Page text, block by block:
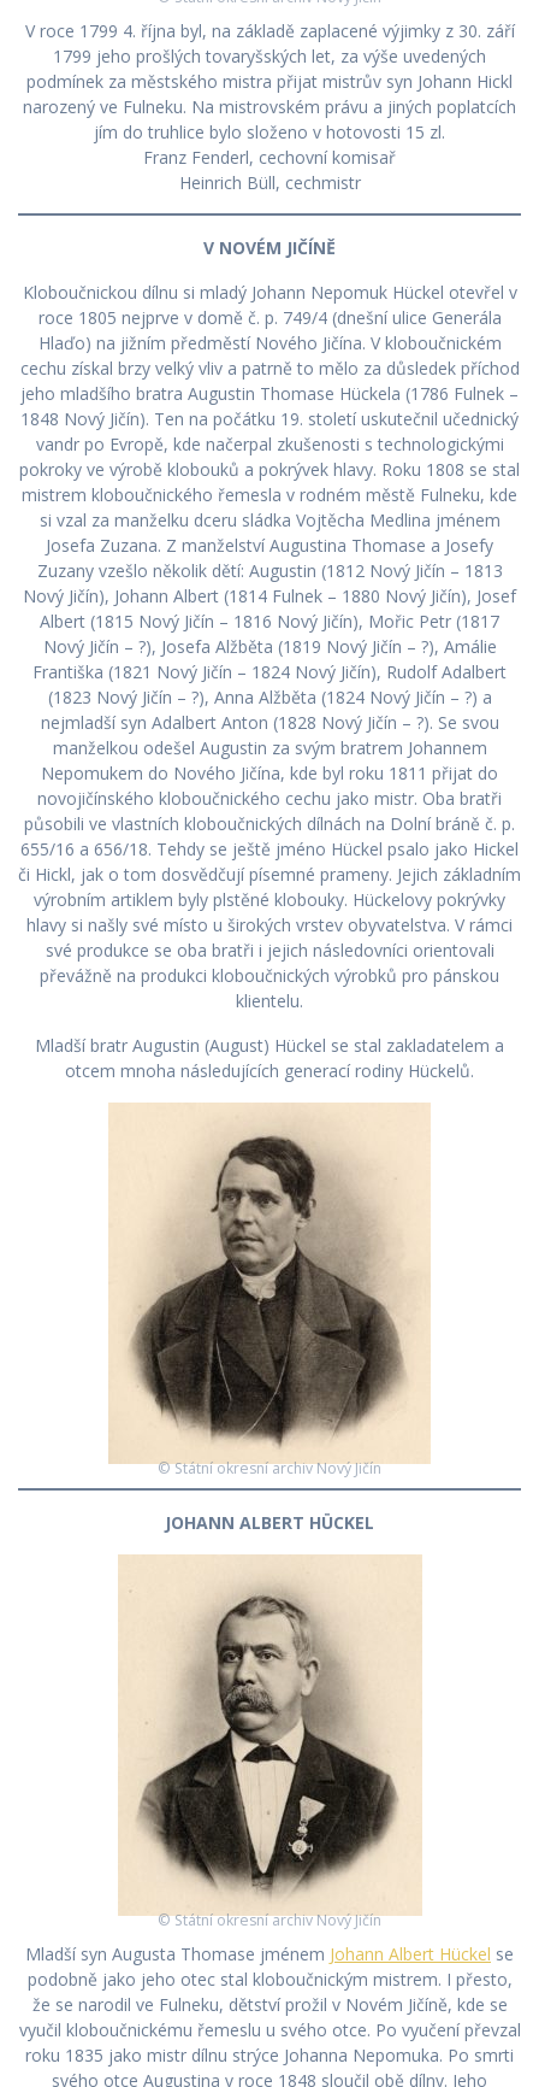
V roce 1799 4. října byl, na základě zaplacené výjimky z 30. září
1799 jeho prošlých tovaryšských let, za výše uvedených
podmínek za městského mistra přijat mistrův syn Johann Hickl
narozený ve Fulneku. Na mistrovském právu a jiných poplatcích
jím do truhlice bylo složeno v hotovosti 15 zl.
Franz Fenderl, cechovní komisař
Heinrich Büll, cechmistr
V NOVÉM JIČÍNĚ
Kloboučnickou dílnu si mladý Johann Nepomuk Hückel otevřel v
roce 1805 nejprve v domě č. p. 749/4 (dnešní ulice Generála
Hlaďo) na jižním předměstí Nového Jičína. V kloboučnickém
cechu získal brzy velký vliv a patrně to mělo za důsledek příchod
jeho mladšího bratra Augustin Thomase Hückela (1786 Fulnek –
1848 Nový Jičín). Ten na počátku 19. století uskutečnil učednický
vandr po Evropě, kde načerpal zkušenosti s technologickými
pokroky ve výrobě klobouků a pokrývek hlavy. Roku 1808 se stal
mistrem kloboučnického řemesla v rodném městě Fulneku, kde
si vzal za manželku dceru sládka Vojtěcha Medlina jménem
Josefa Zuzana. Z manželství Augustina Thomase a Josefy
Zuzany vzešlo několik dětí: Augustin (1812 Nový Jičín – 1813
Nový Jičín), Johann Albert (1814 Fulnek – 1880 Nový Jičín), Josef
Albert (1815 Nový Jičín – 1816 Nový Jičín), Mořic Petr (1817
Nový Jičín – ?), Josefa Alžběta (1819 Nový Jičín – ?), Amálie
Františka (1821 Nový Jičín – 1824 Nový Jičín), Rudolf Adalbert
(1823 Nový Jičín – ?), Anna Alžběta (1824 Nový Jičín – ?) a
nejmladší syn Adalbert Anton (1828 Nový Jičín – ?). Se svou
manželkou odešel Augustin za svým bratrem Johannem
Nepomukem do Nového Jičína, kde byl roku 1811 přijat do
novojičínského kloboučnického cechu jako mistr. Oba bratři
působili ve vlastních kloboučnických dílnách na Dolní bráně č. p.
655/16 a 656/18. Tehdy se ještě jméno Hückel psalo jako Hickel
či Hickl, jak o tom dosvědčují písemné prameny. Jejich základním
výrobním artiklem byly plstěné klobouky. Hückelovy pokrývky
hlavy si našly své místo u širokých vrstev obyvatelstva. V rámci
své produkce se oba bratři i jejich následovníci orientovali
převážně na produkci kloboučnických výrobků pro pánskou
klientelu.
Mladší bratr Augustin (August) Hückel se stal zakladatelem a
otcem mnoha následujících generací rodiny Hückelů.
© Státní okresní archiv Nový Jičín
JOHANN ALBERT HÜCKEL
© Státní okresní archiv Nový Jičín
Mladší syn Augusta Thomase jménem Johann Albert Hückel se
podobně jako jeho otec stal kloboučnickým mistrem. I přesto,
že se narodil ve Fulneku, dětství prožil v Novém Jičíně, kde se
vyučil kloboučnickému řemeslu u svého otce. Po vyučení převzal
roku 1835 jako mistr dílnu strýce Johanna Nepomuka. Po smrti
svého otce Augustina v roce 1848 sloučil obě dílny. Jeho